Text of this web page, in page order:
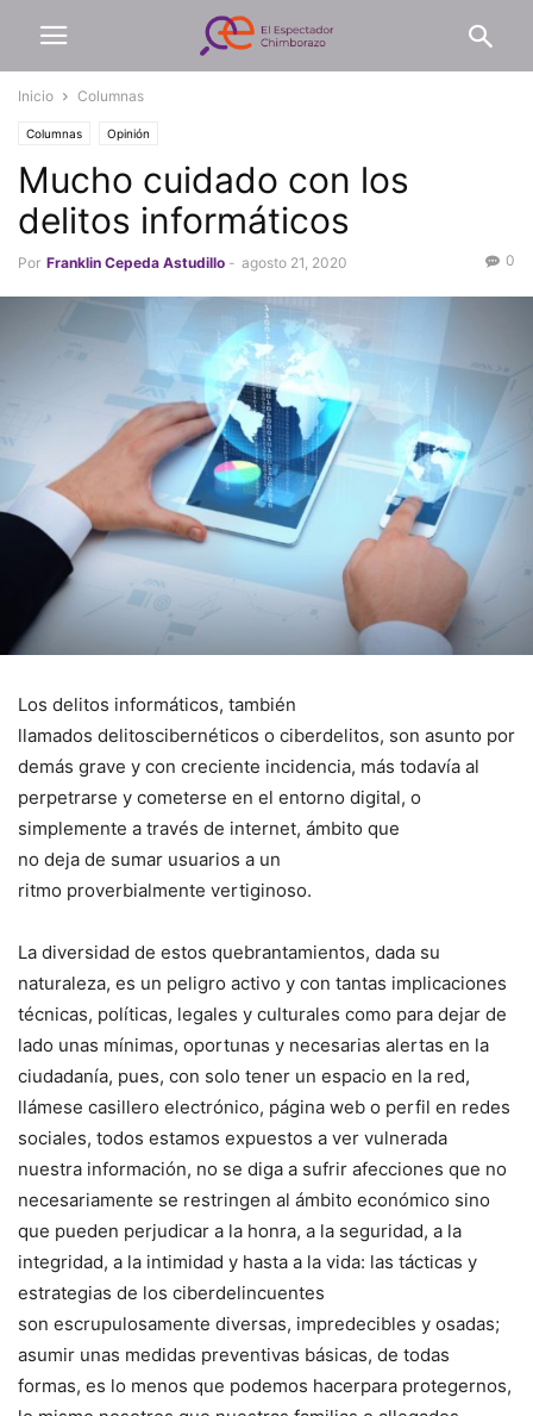
Inicio Columnas
Columnas Opinión
Mucho cuidado con los
delitos informáticos
Por Franklin Cepeda Astudillo - agosto 21, 2020 0
Los delitos informáticos, también
llamados delitoscibernéticos o ciberdelitos, son asunto por
demás grave y con creciente incidencia, más todavía al
perpetrarse y cometerse en el entorno digital, o
simplemente a través de internet, ámbito que
no deja de sumar usuarios a un
ritmo proverbialmente vertiginoso.
La diversidad de estos quebrantamientos, dada su
naturaleza, es un peligro activo y con tantas implicaciones
técnicas, políticas, legales y culturales como para dejar de
lado unas mínimas, oportunas y necesarias alertas en la
ciudadanía, pues, con solo tener un espacio en la red,
llámese casillero electrónico, página web o perfil en redes
sociales, todos estamos expuestos a ver vulnerada
nuestra información, no se diga a sufrir afecciones que no
necesariamente se restringen al ámbito económico sino
que pueden perjudicar a la honra, a la seguridad, a la
integridad, a la intimidad y hasta a la vida: las tácticas y
estrategias de los ciberdelincuentes
son escrupulosamente diversas, impredecibles y osadas;
asumir unas medidas preventivas básicas, de todas
formas, es lo menos que podemos hacerpara protegernos,